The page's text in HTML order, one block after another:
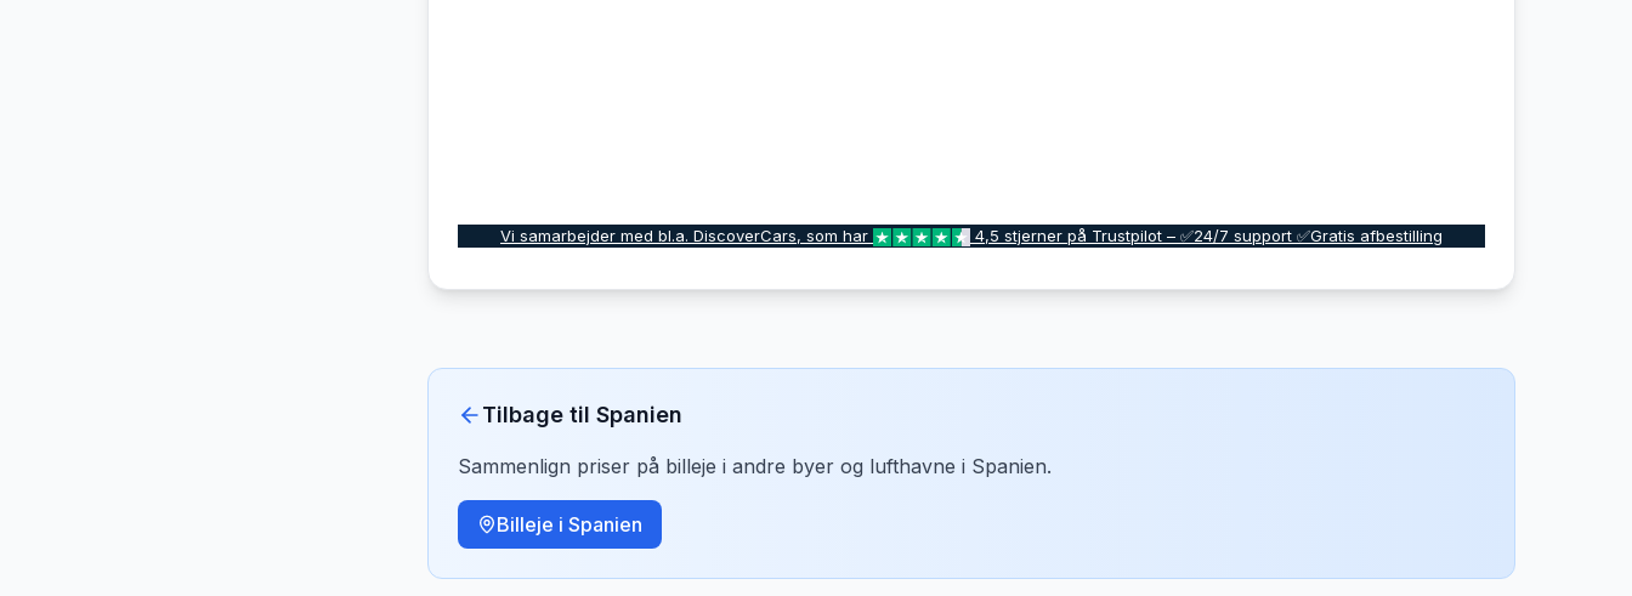
Vi samarbejder med bl.a. DiscoverCars, som har 4,5 stjerner på Trustpilot – ✅24/7 support ✅Gratis afbestilling
Tilbage til Spanien
Sammenlign priser på billeje i andre byer og lufthavne i Spanien.
Billeje i Spanien